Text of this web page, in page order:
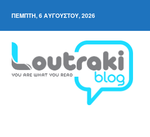
ΠΈΜΠΤΗ, 6 ΑΥΓΟΎΣΤΟΥ, 2026